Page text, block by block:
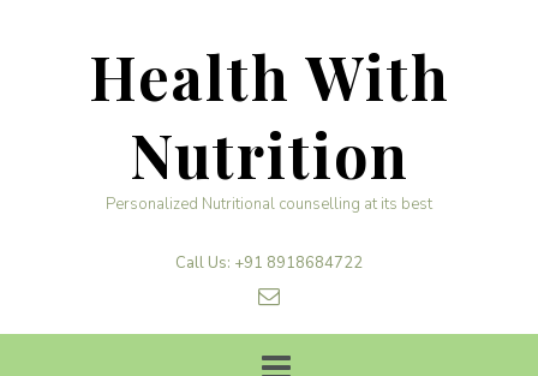
Health With
Nutrition
Personalized Nutritional counselling at its best
Call Us: +91 8918684722